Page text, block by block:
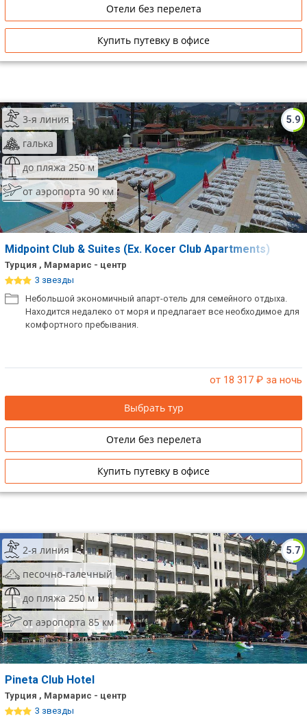
Отели без перелета
Купить путевку в офисе
5.9
3-я линия
галька
до пляжа 250 м
от аэропорта 90 км
Midpoint Club & Suites (Ex. Kocer Club Apartments)
Турция , Мармарис - центр
3 звезды
Небольшой экономичный апарт-отель для семейного отдыха.
Находится недалеко от моря и предлагает все необходимое для
комфортного пребывания.
от 18 317 ₽ за ночь
Выбрать тур
Отели без перелета
Купить путевку в офисе
5.7
2-я линия
песочно-галечный
до пляжа 250 м
от аэропорта 85 км
Pineta Club Hotel
Турция , Мармарис - центр
3 звезды